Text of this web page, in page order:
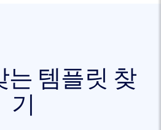
는 템플릿 찾
기